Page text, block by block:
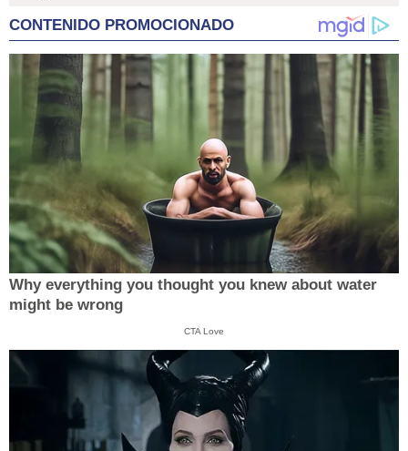
CONTENIDO PROMOCIONADO
Why everything you thought you knew about water
might be wrong
CTA Love